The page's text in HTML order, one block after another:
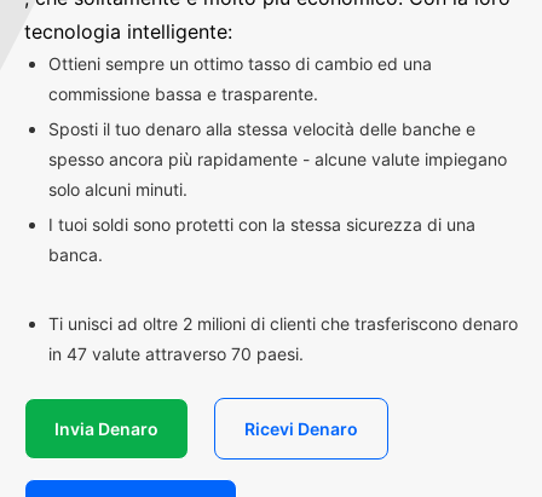
tecnologia intelligente:
Ottieni sempre un ottimo tasso di cambio ed una
commissione bassa e trasparente.
Sposti il tuo denaro alla stessa velocità delle banche e
spesso ancora più rapidamente - alcune valute impiegano
solo alcuni minuti.
I tuoi soldi sono protetti con la stessa sicurezza di una
banca.
Ti unisci ad oltre 2 milioni di clienti che trasferiscono denaro
in 47 valute attraverso 70 paesi.
Invia Denaro Ricevi Denaro